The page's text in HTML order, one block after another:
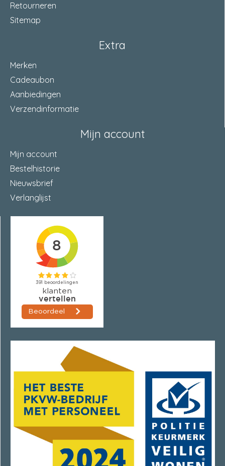
Retourneren
Sitemap
Extra
Merken
Cadeaubon
Aanbiedingen
Verzendinformatie
Mijn account
Mijn account
Bestelhistorie
Nieuwsbrief
Verlanglijst